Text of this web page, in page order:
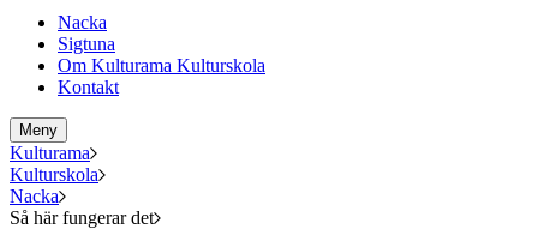
Nacka
Sigtuna
Om Kulturama Kulturskola
Kontakt
Meny
Kulturama
Kulturskola
Nacka
Så här fungerar det